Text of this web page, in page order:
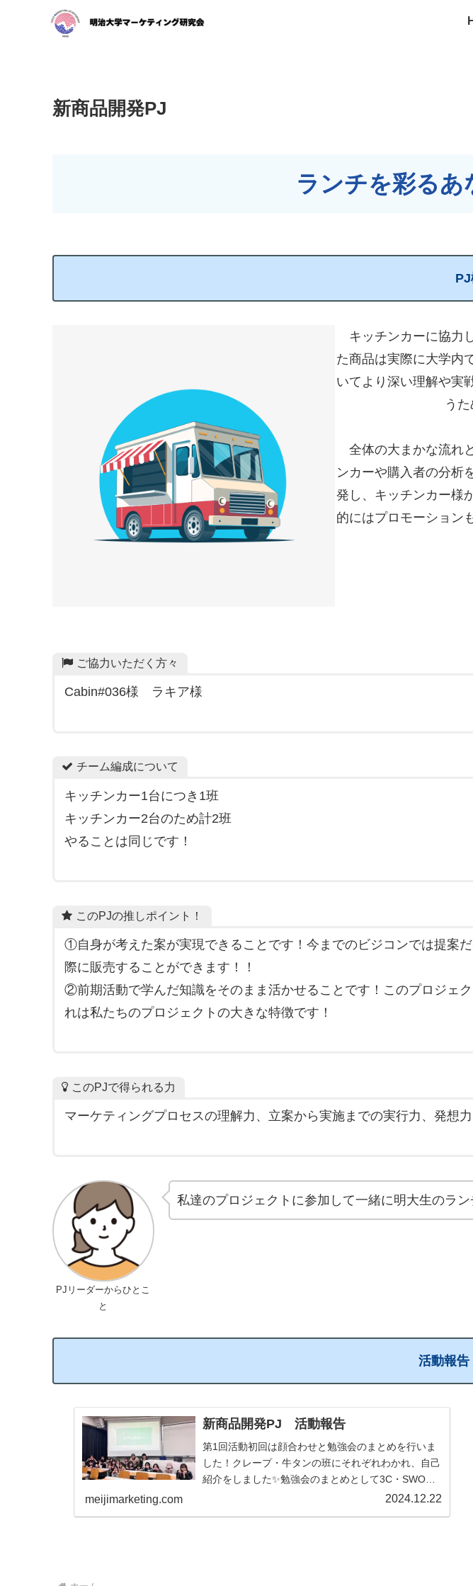
新商品開発PJ
ランチを彩る
キッチンカーに協力
た商品は実際に大学内
いてより深い理解や実
う
全体の大まかな流れ
ンカーや購入者の分析
発し、キッチンカー様
的にはプロモーション
ご協力いただく方々
Cabin#036様 ラキア様
チーム編成について
キッチンカー1台につき1班
キッチンカー2台のため計2班
やることは同じです！
このPJの推しポイント！
①自身が考えた案が実現できることです！今までのビジコンでは提案
際に販売することができます！！
②前期活動で学んだ知識をそのまま活かせることです！このプロジェ
れは私たちのプロジェクトの大きな特徴です！
このPJで得られる力
マーケティングプロセスの理解力、立案から実施までの実行力、発想力
PJリーダーからひとこ
と
私達のプロジェクトに参加して一緒に明大生のラン
活動報告
新商品開発PJ 活動報告
第1回活動初回は顔合わせと勉強会のまとめを行いま
した！クレープ・牛タンの班にそれぞれわかれ、自己
紹介をしました✨勉強会のまとめとして3C・SWOT
分析を復習し、その後の消費者分析では、自分がどう
meijimarketing.com 2024.12.22